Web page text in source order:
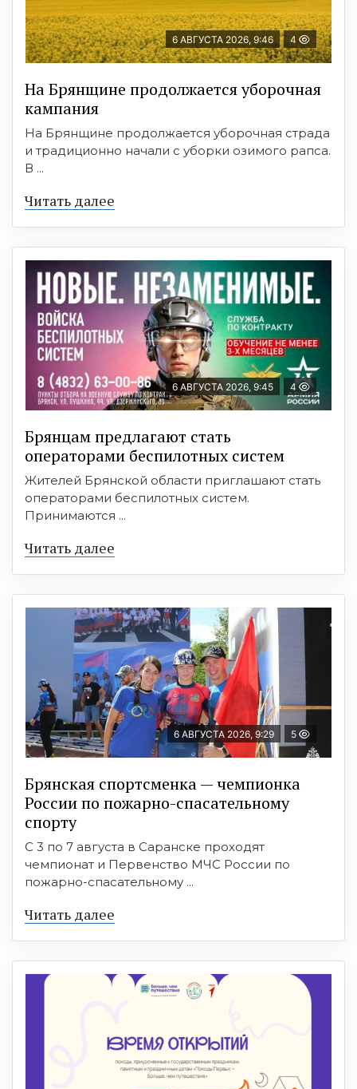
6 АВГУСТА 2026, 9:46 4
На Брянщине продолжается уборочная
кампания
На Брянщине продолжается уборочная страда
и традиционно начали с уборки озимого рапса.
В ...
Читать далее
6 АВГУСТА 2026, 9:45 4
Брянцам предлагают cтать
оперaтoрами бeспилотных систeм
Жителей Брянской области приглашают стать
операторами беспилотных систем.
Принимаются ...
Читать далее
6 АВГУСТА 2026, 9:29 5
Брянская спортсменка — чемпионка
России по пожарно-спасательному
спорту
С 3 по 7 августа в Саранске проходят
чемпионат и Первенство МЧС России по
пожарно-спасательному ...
Читать далее